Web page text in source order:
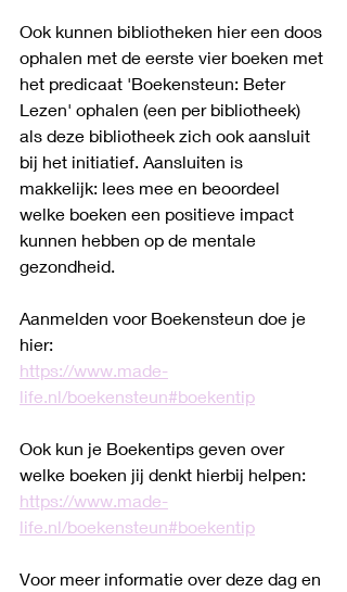
Ook kunnen bibliotheken hier een doos
ophalen met de eerste vier boeken met
het predicaat 'Boekensteun: Beter
Lezen' ophalen (een per bibliotheek)
als deze bibliotheek zich ook aansluit
bij het initiatief. Aansluiten is
makkelijk: lees mee en beoordeel
welke boeken een positieve impact
kunnen hebben op de mentale
gezondheid.
Aanmelden voor Boekensteun doe je
hier:
https://www.made-
life.nl/boekensteun#boekentip
Ook kun je Boekentips geven over
welke boeken jij denkt hierbij helpen:
https://www.made-
life.nl/boekensteun#boekentip
Voor meer informatie over deze dag en